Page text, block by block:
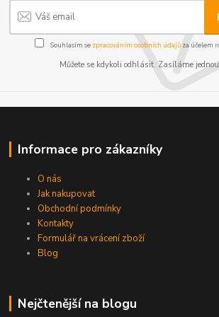
Souhlasím se zpracováním osobních údajůza účelem
Můžete se kdykoli odhlásit. Zasíláme
Informace pro zákazníky
O nás
Jak nakupovat
Obchodní podmínky
Kontakty
Formulář na vrácení zboží
Blog
Nejčtenější na blogu